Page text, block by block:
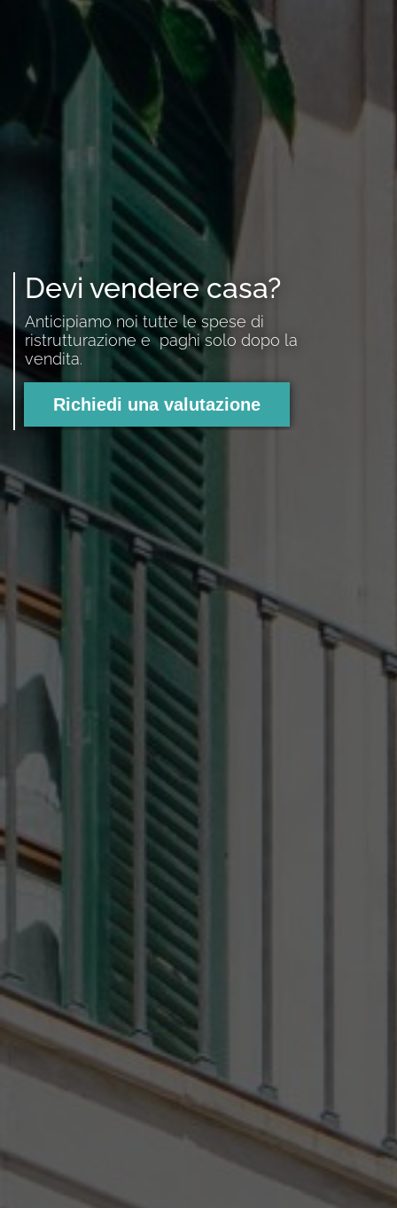
Devi vendere casa?
Anticipiamo noi tutte le spese di
ristrutturazione e paghi solo dopo la
vendita.
Richiedi una valutazione